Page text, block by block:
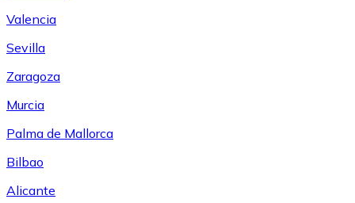
Valencia
Sevilla
Zaragoza
Murcia
Palma de Mallorca
Bilbao
Alicante